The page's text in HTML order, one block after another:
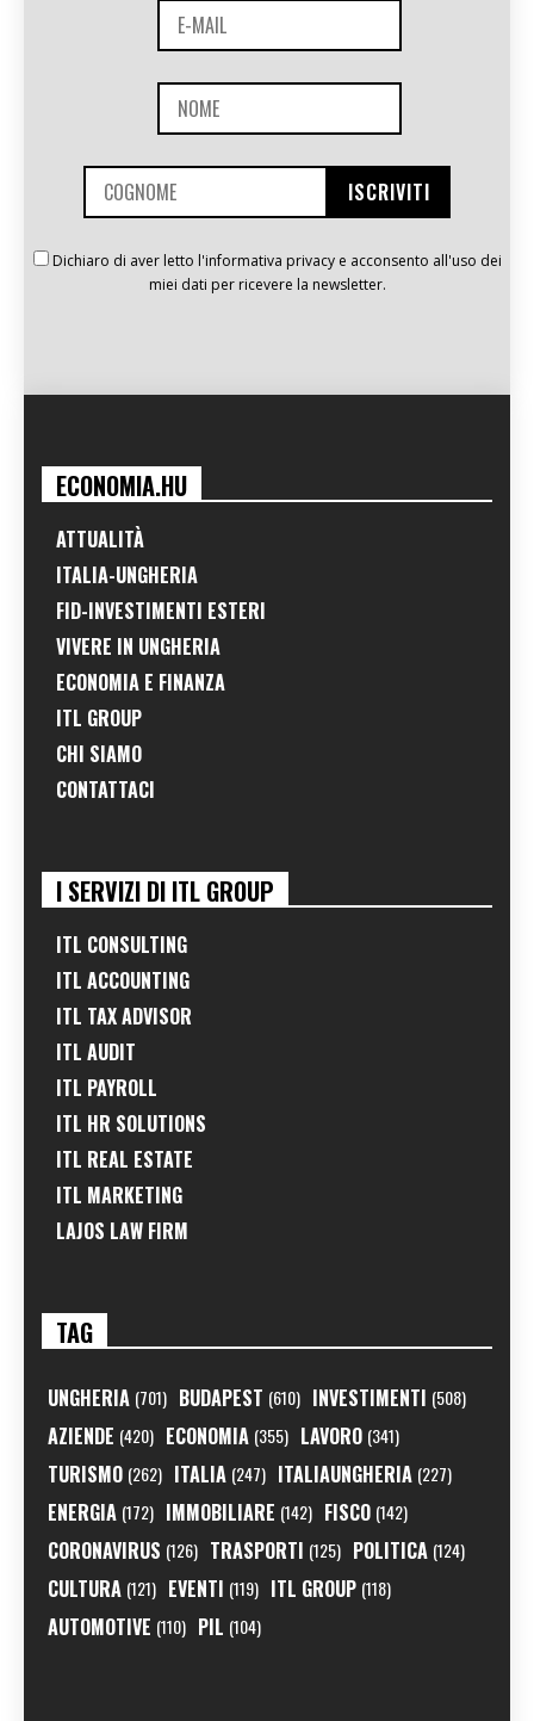
Dichiaro di aver letto l'informativa privacy e acconsento all'uso dei
miei dati per ricevere la newsletter.
ECONOMIA.HU
ATTUALITÀ
ITALIA-UNGHERIA
FID-INVESTIMENTI ESTERI
VIVERE IN UNGHERIA
ECONOMIA E FINANZA
ITL GROUP
CHI SIAMO
CONTATTACI
I SERVIZI DI ITL GROUP
ITL CONSULTING
ITL ACCOUNTING
ITL TAX ADVISOR
ITL AUDIT
ITL PAYROLL
ITL HR SOLUTIONS
ITL REAL ESTATE
ITL MARKETING
LAJOS LAW FIRM
TAG
UNGHERIA (701) BUDAPEST (610) INVESTIMENTI (508)
AZIENDE (420) ECONOMIA (355) LAVORO (341)
TURISMO (262) ITALIA (247) ITALIAUNGHERIA (227)
ENERGIA (172) IMMOBILIARE (142) FISCO (142)
CORONAVIRUS (126) TRASPORTI (125) POLITICA (124)
CULTURA (121) EVENTI (119) ITL GROUP (118)
AUTOMOTIVE (110) PIL (104)